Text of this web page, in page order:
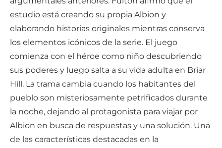
estudio está creando su propia Albion y
elaborando historias originales mientras conserva
los elementos icónicos de la serie. El juego
comienza con el héroe como niño descubriendo
sus poderes y luego salta a su vida adulta en Briar
Hill. La trama cambia cuando los habitantes del
pueblo son misteriosamente petrificados durante
la noche, dejando al protagonista para viajar por
Albion en busca de respuestas y una solución. Una
de las características destacadas en la